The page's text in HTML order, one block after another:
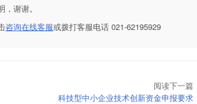
，谢谢。
咨询在线客服或拨打客服电话 021-62195929
阅读下一篇
科技型中小企业技术创新资金申报要求